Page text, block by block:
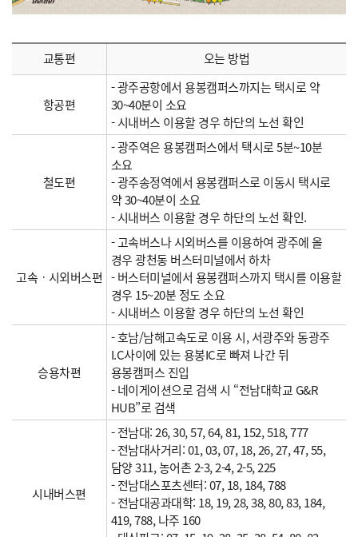
교통편 오는 방법
항공편
- 광주공항에서 용봉캠퍼스까지는 택시로 약
30~40분이 소요
- 시내버스 이용할 경우 하단의 노선 확인
철도편
- 광주역은 용봉캠퍼스에서 택시로 5분~10분
소요
- 광주송정역에서 용봉캠퍼스로 이동시 택시로
약 30~40분이 소요
- 시내버스 이용할 경우 하단의 노선 확인.
고속ㆍ시외버스편
- 고속버스나 시외버스를 이용하여 광주에 올
경우 광천동 버스터미널에서 하차
- 버스터미널에서 용봉캠퍼스까지 택시를 이용할
경우 15~20분 정도 소요
- 시내버스 이용할 경우 하단의 노선 확인
승용차편
- 호남/남해고속도로 이용 시, 서광주와 동광주
I.C사이에 있는 용봉IC로 빠져 나간 뒤
용봉캠퍼스 진입
- 네이게이션으로 검색 시 “전남대학교 G&R
HUB”로 검색
시내버스편
- 전남대: 26, 30, 57, 64, 81, 152, 518, 777
- 전남대사거리: 01, 03, 07, 18, 26, 27, 47, 55,
담양 311, 농어촌 2-3, 2-4, 2-5, 225
- 전남대스포츠센터: 07, 18, 184, 788
- 전남대공과대학: 18, 19, 28, 38, 80, 83, 184,
419, 788, 나주 160